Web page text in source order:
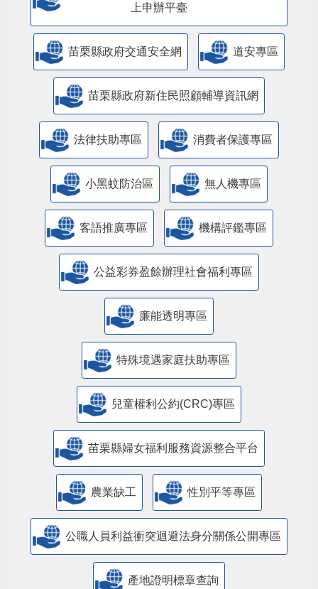
上申辦平臺
苗栗縣政府交通安全網 道安專區
苗栗縣政府新住民照顧輔導資訊網
法律扶助專區 消費者保護專區
小黑蚊防治區 無人機專區
客語推廣專區 機構評鑑專區
公益彩券盈餘辦理社會福利專區
廉能透明專區
特殊境遇家庭扶助專區
兒童權利公約(CRC)專區
苗栗縣婦女福利服務資源整合平台
農業缺工 性別平等專區
公職人員利益衝突迴避法身分關係公開專區
產地證明標章查詢